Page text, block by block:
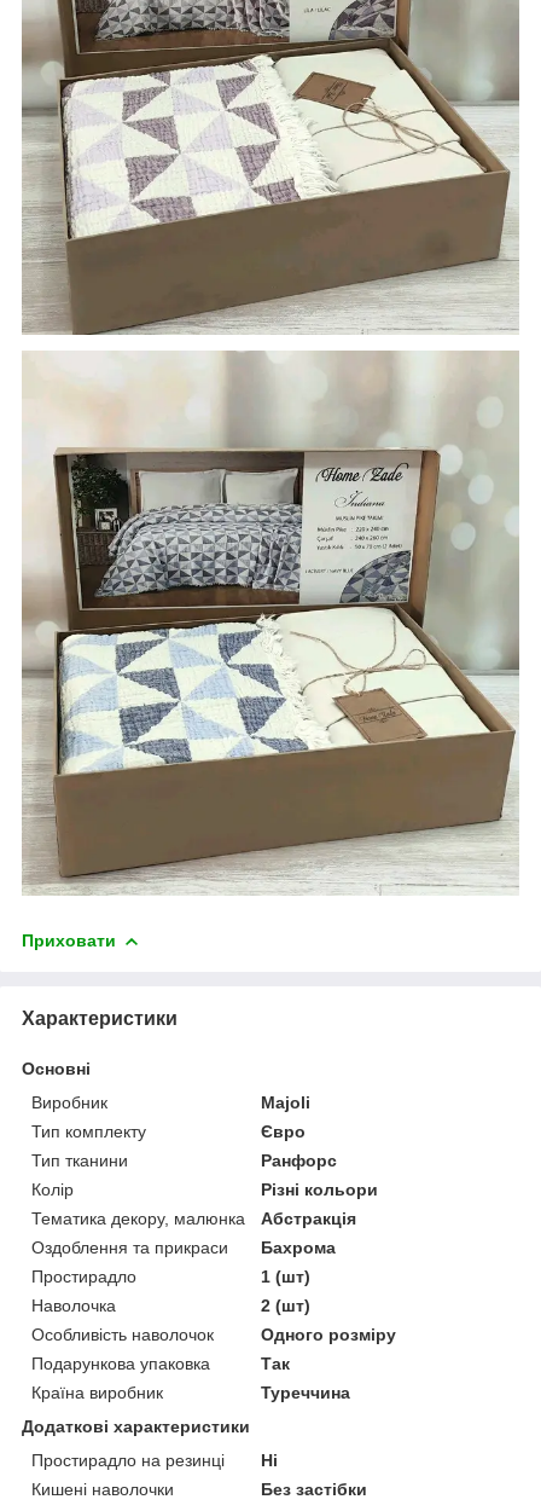
Приховати
Характеристики
Основні
Виробник
Majoli
Тип комплекту
Євро
Тип тканини
Ранфорс
Колір
Різні кольори
Тематика декору, малюнка
Абстракція
Оздоблення та прикраси
Бахрома
Простирадло
1 (шт)
Наволочка
2 (шт)
Особливість наволочок
Одного розміру
Подарункова упаковка
Так
Країна виробник
Туреччина
Додаткові характеристики
Простирадло на резинці
Ні
Кишені наволочки
Без застібки